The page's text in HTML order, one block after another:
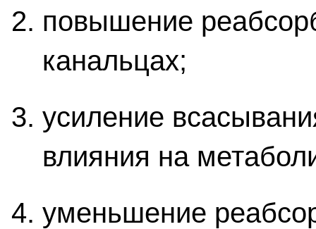
повышение
канальцах;
усиление
влияния на
уменьшение